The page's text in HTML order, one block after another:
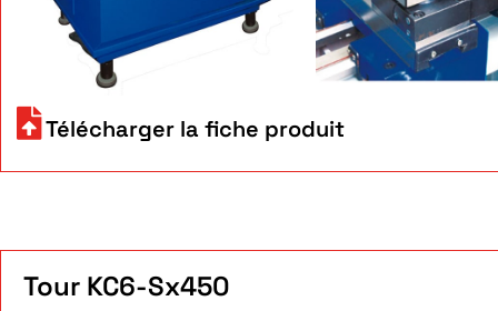
Télécharger la fiche produit
Tour KC6-Sx450